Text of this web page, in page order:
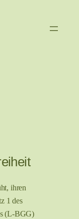
ihren
1 des
(L-BGG)